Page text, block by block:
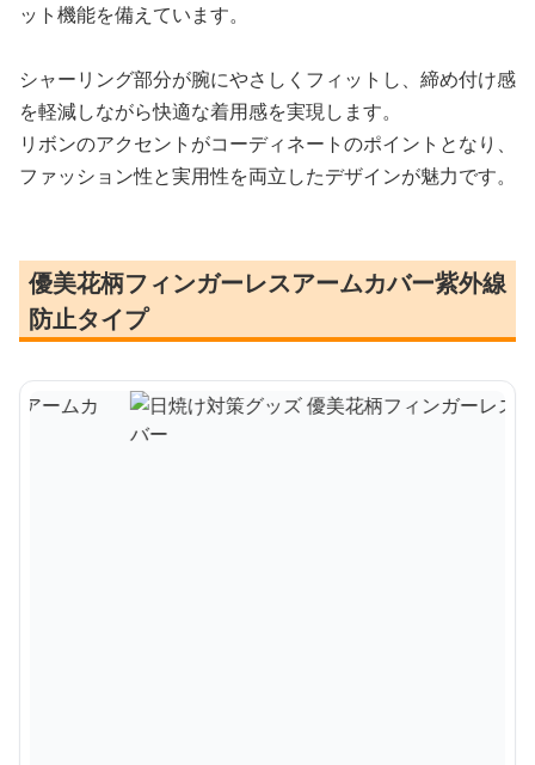
ット機能を備えています。
シャーリング部分が腕にやさしくフィットし、締め付け感
を軽減しながら快適な着用感を実現します。
リボンのアクセントがコーディネートのポイントとなり、
ファッション性と実用性を両立したデザインが魅力です。
優美花柄フィンガーレスアームカバー紫外線
防止タイプ